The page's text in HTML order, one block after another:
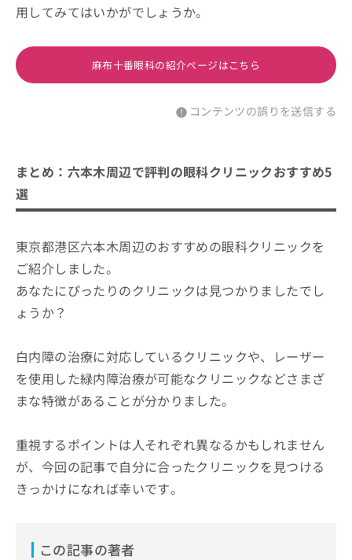
用してみてはいかがでしょうか。
麻布十番眼科の紹介ページはこちら
コンテンツの誤りを送信する
まとめ：六本木周辺で評判の眼科クリニックおすすめ5
選
東京都港区六本木周辺のおすすめの眼科クリニックを
ご紹介しました。
あなたにぴったりのクリニックは見つかりましたでし
ょうか？
白内障の治療に対応しているクリニックや、レーザー
を使用した緑内障治療が可能なクリニックなどさまざ
まな特徴があることが分かりました。
重視するポイントは人それぞれ異なるかもしれません
が、今回の記事で自分に合ったクリニックを見つける
きっかけになれば幸いです。
この記事の著者